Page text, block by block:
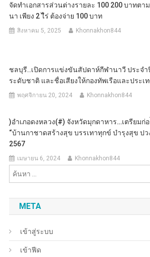
จัดทำเอกสารส่วนต่างรายละ 100 200 บาทต
นา เพียง 2 ไีร่ ต้องจ่าย 100 บาท
สิงหาคม 5, 2025 Khonnakhon844
ชลบุรี..เปิดการแข่งขันสัปดาห์กีฬานาวี ประจำ
ระดับชาติ และชื่อเสียงให้กองทัพเรือและประเ
พฤศจิกายน 20, 2024 Khonnakhon844
)อำเภอดงหลวง(#) จังหวัดมุกดาหาร…เตรียมก่
“บ้านกาชาดสร้างสุข บรรเทาทุกข์ บำรุงสุข ปว
2567
เมษายน 6, 2024 Khonnakhon844
META
เข้าสู่ระบบ
เข้าฟีด